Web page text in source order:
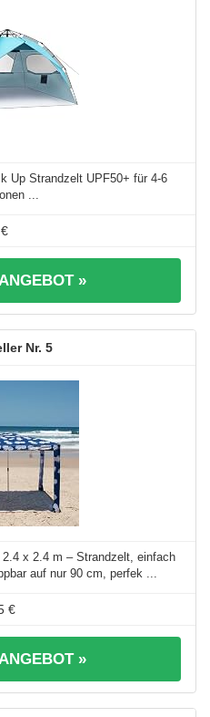
Up Strandzelt UPF50+ für 4-6
...
»
5
x 2.4 m – Strandzelt, einfach
auf nur 90 cm, perfek ...
€
»